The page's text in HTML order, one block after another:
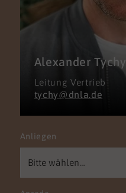
Alexander Tychy
Leitung Vertrieb
tychy@dnla.de
Anliegen